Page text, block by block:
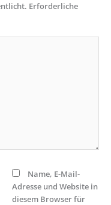
Erforderliche
Name, E-Mail-
Adresse und Website in
diesem Browser für